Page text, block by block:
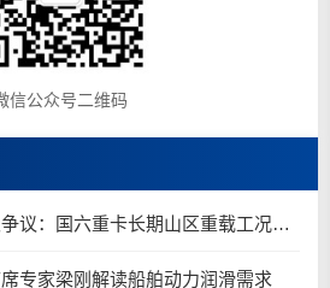
信公众号二维码
低粘度重载柴机油普及争议：国六重卡长期山区重载工况是否适合0W-20柴油机油？
专家梁刚解读船舶动力润滑需求